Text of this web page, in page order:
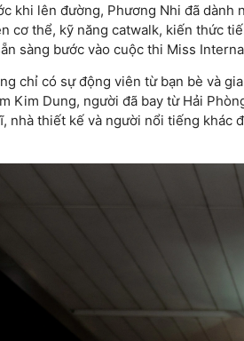
khi lên đường, Phương Nhi đã dành
cơ thể, kỹ năng catwalk, kiến thức
sàng bước vào cuộc thi Miss
chỉ có sự động viên từ bạn bè và
Kim Dung, người đã bay từ Hải
nhà thiết kế và người nổi tiếng khác